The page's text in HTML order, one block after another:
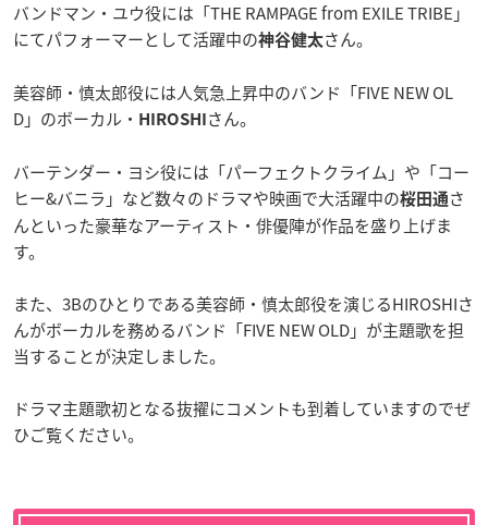
バンドマン・ユウ役には「THE RAMPAGE from EXILE TRIBE」
にてパフォーマーとして活躍中の神谷健太さん。
美容師・慎太郎役には人気急上昇中のバンド「FIVE NEW OL
D」のボーカル・ HIROSHI さん。
バーテンダー・ヨシ役には「パーフェクトクライム」や「コー
ヒー&バニラ」など数々のドラマや映画で大活躍中の桜田通 さ
んといった豪華なアーティスト・俳優陣が作品を盛り上げま
す。
また、3Bのひとりである美容師・慎太郎役を演じるHIROSHIさ
んがボーカルを務めるバンド「FIVE NEW OLD」が主題歌を担
当することが決定しました。
ドラマ主題歌初となる抜擢にコメントも到着していますのでぜ
ひご覧ください。